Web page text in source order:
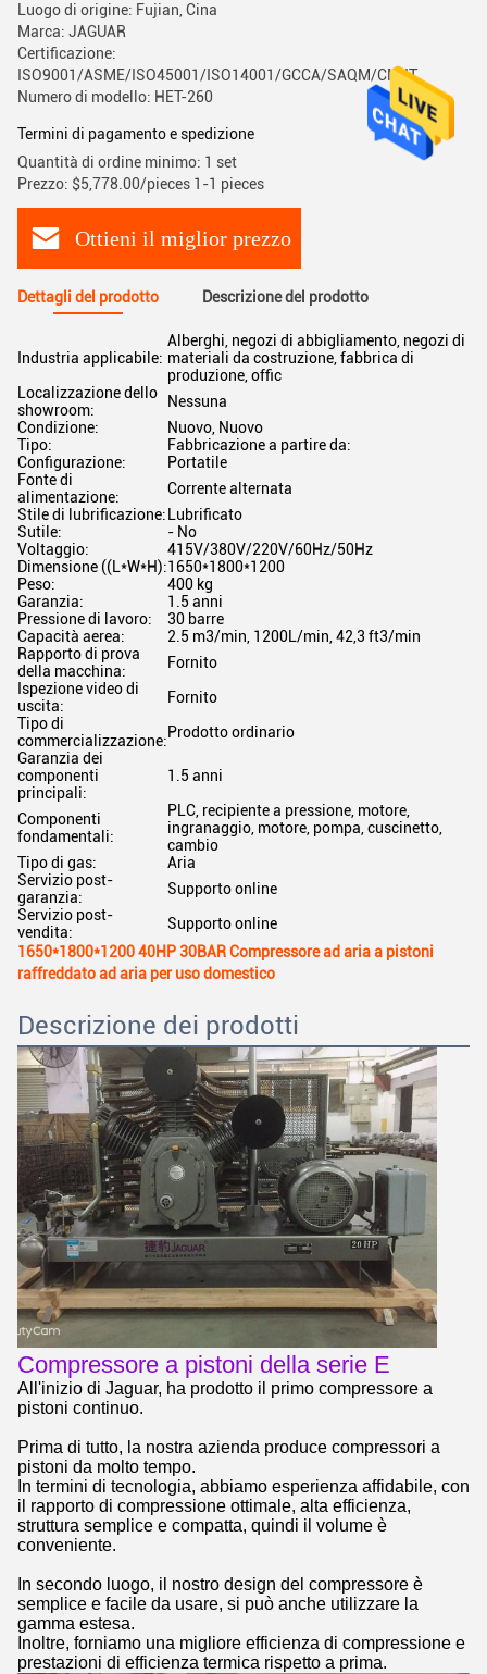
Luogo di origine: Fujian, Cina
Marca: JAGUAR
Certificazione:
ISO9001/ASME/ISO45001/ISO14001/GCCA/SAQM/CMIIT
Numero di modello: HET-260
Termini di pagamento e spedizione
Quantità di ordine minimo: 1 set
Prezzo: $5,778.00/pieces 1-1 pieces
Ottieni il miglior prezzo
Dettagli del prodotto Descrizione del prodotto
Industria applicabile:
Alberghi, negozi di abbigliamento, negozi di
materiali da costruzione, fabbrica di
produzione, offic
Localizzazione dello
showroom:
Nessuna
Condizione:
Nuovo, Nuovo
Tipo:
Fabbricazione a partire da:
Configurazione:
Portatile
Fonte di
alimentazione:
Corrente alternata
Stile di lubrificazione: Lubrificato
Sutile:
- No
Voltaggio:
415V/380V/220V/60Hz/50Hz
Dimensione ((L*W*H):1650*1800*1200
Peso:
400 kg
Garanzia:
1.5 anni
Pressione di lavoro:
30 barre
Capacità aerea:
2.5 m3/min, 1200L/min, 42,3 ft3/min
Rapporto di prova
della macchina:
Fornito
Ispezione video di
uscita:
Fornito
Tipo di
commercializzazione:Prodotto ordinario
Garanzia dei
componenti
principali:
1.5 anni
Componenti
fondamentali:
PLC, recipiente a pressione, motore,
ingranaggio, motore, pompa, cuscinetto,
cambio
Tipo di gas:
Aria
Servizio post-
garanzia:
Supporto online
Servizio post-
vendita:
Supporto online
1650*1800*1200 40HP 30BAR Compressore ad aria a pistoni
raffreddato ad aria per uso domestico
Descrizione dei prodotti
Compressore a pistoni della serie E
All'inizio di Jaguar, ha prodotto il primo compressore a
pistoni continuo.
Prima di tutto, la nostra azienda produce compressori a
pistoni da molto tempo.
In termini di tecnologia, abbiamo esperienza affidabile, con
il rapporto di compressione ottimale, alta efficienza,
struttura semplice e compatta, quindi il volume è
conveniente.
In secondo luogo, il nostro design del compressore è
semplice e facile da usare, si può anche utilizzare la
gamma estesa.
Inoltre, forniamo una migliore efficienza di compressione e
prestazioni di efficienza termica rispetto a prima.